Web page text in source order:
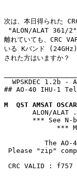
次は、本日得られた
"ALON/ALAT 361/2"
離れていても、CRC
いる Kバンド (24GHz)
された方はいますか？
WPSKDEC 1.2b -
## AO-40 IHU-1
M  QST AMSAT
ALON/ALAT .
*** See
The
Please "zip"
CRC VALID : f757